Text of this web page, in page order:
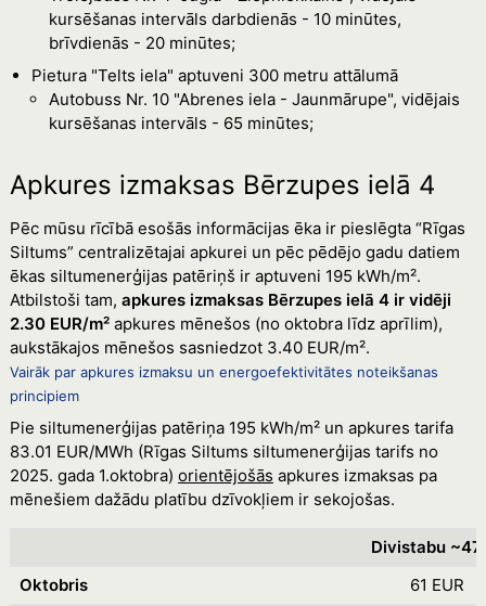
kursēšanas intervāls darbdienās - 10 minūtes,
brīvdienās - 20 minūtes;
Pietura "Telts iela" aptuveni 300 metru attālumā
Autobuss Nr. 10 "Abrenes iela - Jaunmārupe", vidējais
kursēšanas intervāls - 65 minūtes;
Apkures izmaksas Bērzupes ielā 4
Pēc mūsu rīcībā esošās informācijas ēka ir pieslēgta “Rīgas
Siltums” centralizētajai apkurei un pēc pēdējo gadu datiem
ēkas siltumenerģijas patēriņš ir aptuveni 195 kWh/m².
Atbilstoši tam, apkures izmaksas Bērzupes ielā 4 ir vidēji
2.30 EUR/m²apkures mēnešos (no oktobra līdz aprīlim),
aukstākajos mēnešos sasniedzot 3.40 EUR/m².
Vairāk par apkures izmaksu un energoefektivitātes noteikšanas
principiem
Pie siltumenerģijas patēriņa 195 kWh/m² un apkures tarifa
83.01 EUR/MWh (Rīgas Siltums siltumenerģijas tarifs no
2025. gada 1.oktobra) orientējošās apkures izmaksas pa
mēnešiem dažādu platību dzīvokļiem ir sekojošas.
Divistabu
Oktobris
61 EUR